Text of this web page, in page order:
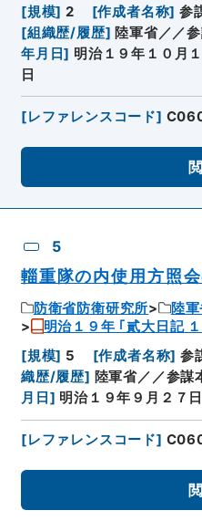
[規模] 2 [作成者名称] 参
[組織歴/履歴] 陸軍省／／
年月日] 明治１９年１０月
日
[レファレンスコード]
5
輜重隊の内使用方照
防衛省防衛研究所 陸
明治１９年 ｢貳大日記
[規模] 5 [作成者名称] 参
織歴/履歴] 陸軍省／／参謀
月日 ] 明治１９年９月２７
[レファレンスコード]